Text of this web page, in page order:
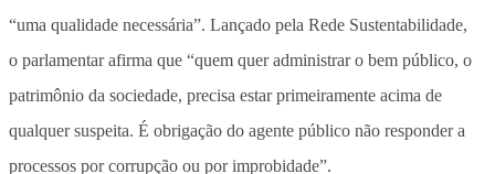
“uma qualidade necessária”. Lançado pela Rede Sustentabilidade,
o parlamentar afirma que “quem quer administrar o bem público, o
patrimônio da sociedade, precisa estar primeiramente acima de
qualquer suspeita. É obrigação do agente público não responder a
processos por corrupção ou por improbidade”.